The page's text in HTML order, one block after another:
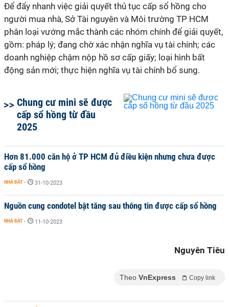
Để đẩy nhanh việc giải quyết thủ tục cấp sổ hồng cho
người mua nhà, Sở Tài nguyên và Môi trường TP HCM
phân loại vướng mắc thành các nhóm chính để giải quyết,
gồm: pháp lý; đang chờ xác nhận nghĩa vụ tài chính; các
doanh nghiệp chậm nộp hồ sơ cấp giấy; loại hình bất
động sản mới; thực hiện nghĩa vụ tài chính bổ sung.
Chung cư mini sẽ được
cấp sổ hồng từ đầu
2025
Hơn 81.000 căn hộ ở TP HCM đủ điều kiện nhưng chưa được
cấp sổ hồng
NHÀ ĐẤT - 31-10-2023
Nguồn cung condotel bật tăng sau thông tin được cấp sổ hồng
NHÀ ĐẤT - 11-10-2023
Nguyên Tiêu
Theo VnExpress Copy link